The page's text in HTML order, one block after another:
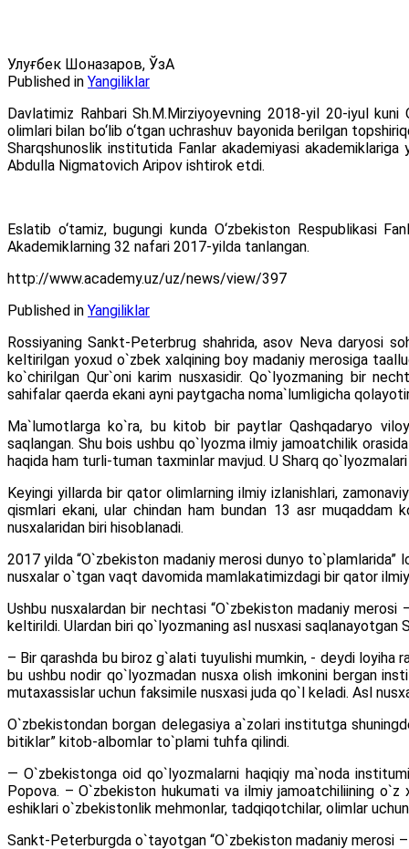
Улуғбек Шоназаров, ЎзА
Published in Yangiliklar
Davlatimiz Rahbari Sh.M.Mirziyoyevning 2018-yil 20-iyul
olimlari bilan bo‘lib o‘tgan uchrashuv bayonida berilgan
Sharqshunoslik institutida Fanlar akademiyasi
Abdulla Nigmatovich Aripov ishtirok etdi.
Eslatib o‘tamiz, bugungi kunda O‘zbekiston Respublikasi
Akademiklarning 32 nafari 2017-yilda tanlangan.
http://www.academy.uz/uz/news/view/397
Published in Yangiliklar
Rossiyaning Sankt-Peterbrug shahrida, asov Neva daryosi
keltirilgan yoxud o`zbek xalqining boy madaniy merosiga
ko`chirilgan Qur`oni karim nusxasidir. Qo`lyozmaning bir
sahifalar qaerda ekani ayni paytgacha noma`lumligicha
Ma`lumotlarga ko`ra, bu kitob bir paytlar Qashqadaryo
saqlangan. Shu bois ushbu qo`lyozma ilmiy jamoatchilik
haqida ham turli-tuman taxminlar mavjud. U Sharq
Keyingi yillarda bir qator olimlarning ilmiy izlanishlari,
qismlari ekani, ular chindan ham bundan 13 asr muqaddam
nusxalaridan biri hisoblanadi.
2017 yilda “O`zbekiston madaniy merosi dunyo to`plamlarida”
nusxalar o`tgan vaqt davomida mamlakatimizdagi bir qator
Ushbu nusxalardan bir nechtasi “O`zbekiston madaniy
keltirildi. Ulardan biri qo`lyozmaning asl nusxasi
– Bir qarashda bu biroz g`alati tuyulishi mumkin, - deydi
bu ushbu nodir qo`lyozmadan nusxa olish imkonini bergan
mutaxassislar uchun faksimile nusxasi juda qo`l keladi. Asl
O`zbekistondan borgan delegasiya a`zolari institutga
bitiklar” kitob-albomlar to`plami tuhfa qilindi.
— O`zbekistonga oid qo`lyozmalarni haqiqiy ma`noda
Popova. – O`zbekiston hukumati va ilmiy jamoatchiliining
eshiklari o`zbekistonlik mehmonlar, tadqiqotchilar, olimlar
Sankt-Peterburgda o`tayotgan “O`zbekiston madaniy merosi